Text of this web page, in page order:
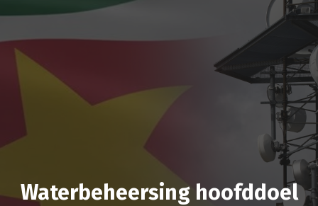
Waterbeheersing hoofddoel